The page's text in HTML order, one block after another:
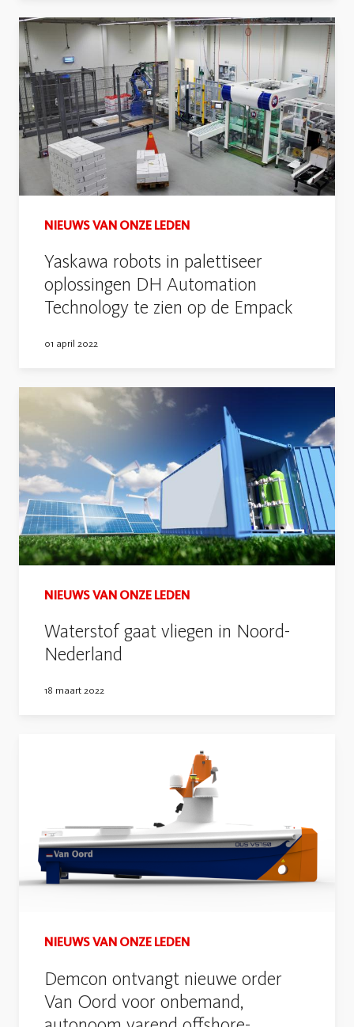
NIEUWS VAN ONZE LEDEN
Yaskawa robots in palettiseer
oplossingen DH Automation
Technology te zien op de Empack
01 april 2022
NIEUWS VAN ONZE LEDEN
Waterstof gaat vliegen in Noord-
Nederland
18 maart 2022
NIEUWS VAN ONZE LEDEN
Demcon ontvangt nieuwe order
Van Oord voor onbemand,